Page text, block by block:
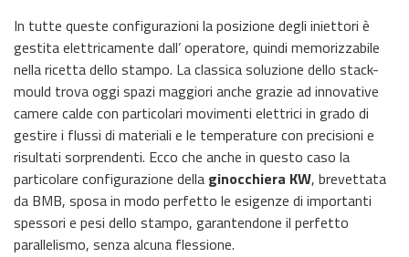
In tutte queste configurazioni la posizione degli iniettori è
gestita elettricamente dall’ operatore, quindi memorizzabile
nella ricetta dello stampo. La classica soluzione dello stack-
mould trova oggi spazi maggiori anche grazie ad innovative
camere calde con particolari movimenti elettrici in grado di
gestire i flussi di materiali e le temperature con precisioni e
risultati sorprendenti. Ecco che anche in questo caso la
particolare configurazione della ginocchiera KW, brevettata
da BMB, sposa in modo perfetto le esigenze di importanti
spessori e pesi dello stampo, garantendone il perfetto
parallelismo, senza alcuna flessione.